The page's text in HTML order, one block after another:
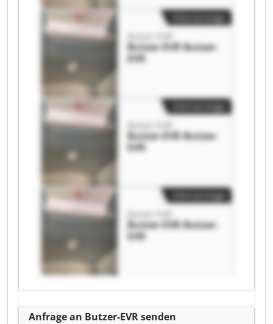
Butzer-EVR
Butzer-EVR Butzer-
EVR
Kleinanzeige
Butzer-EVR
Butzer-EVR Butzer-
EVR
Kleinanzeige
Butzer-EVR
Butzer-EVR Butzer-
EVR
Kleinanzeige
Anfrage an Butzer-EVR senden